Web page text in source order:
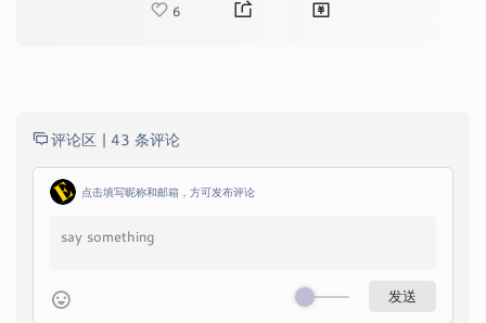
6
评论区 | 43 条评论
点击填写昵称和邮箱，方可发布评论